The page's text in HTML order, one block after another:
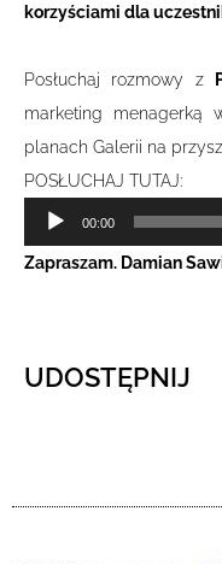
korzyściami dla
Posłuchaj rozmowy z
marketing menagerką
planach Galerii na
POSŁUCHAJ TUTAJ:
Odtwarzacz
plików
00:00
Zapraszam. Damian
UDOSTĘPNIJ